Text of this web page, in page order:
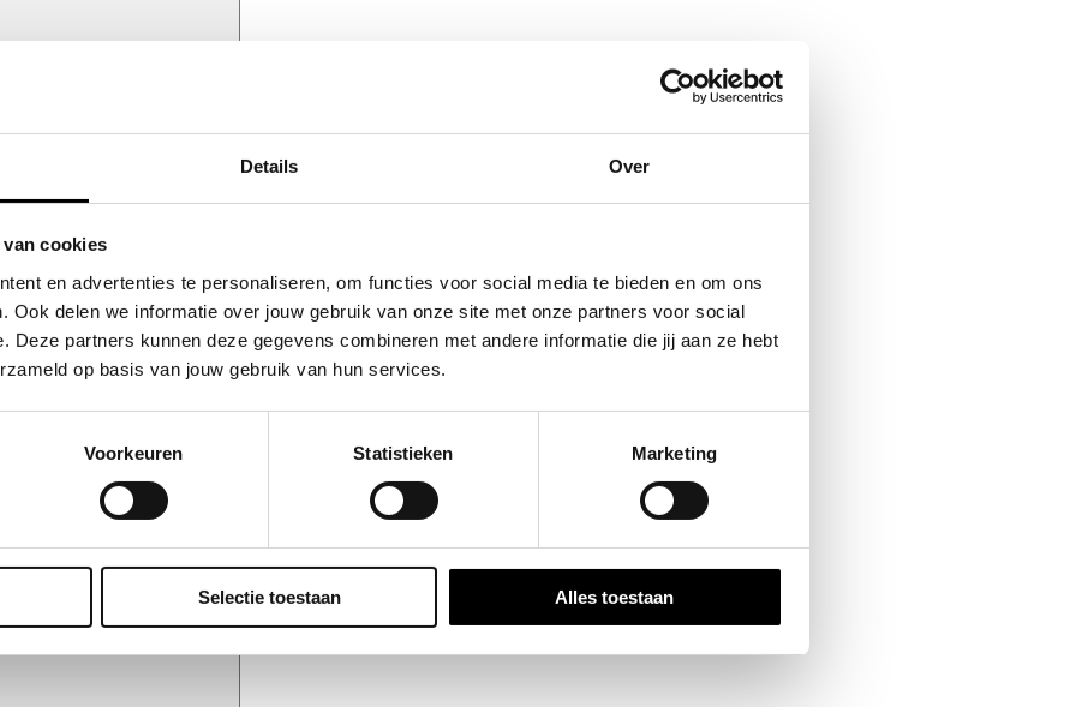
Details Over
cookies
en advertenties te personaliseren, om functies voor social media te bieden en om ons
Ook delen we informatie over jouw gebruik van onze site met onze partners voor social
Deze partners kunnen deze gegevens combineren met andere informatie die jij aan ze hebt
op basis van jouw gebruik van hun services.
Voorkeuren Statistieken Marketing
Selectie toestaan Alles toestaan